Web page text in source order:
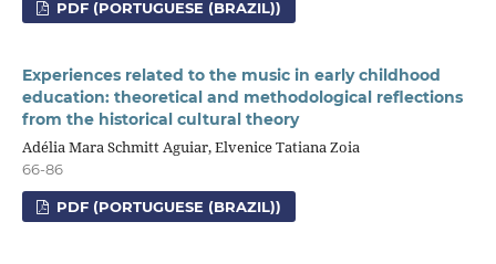
PDF (PORTUGUESE (BRAZIL))
Experiences related to the music in early childhood
education: theoretical and methodological reflections
from the historical cultural theory
Adélia Mara Schmitt Aguiar, Elvenice Tatiana Zoia
66-86
PDF (PORTUGUESE (BRAZIL))